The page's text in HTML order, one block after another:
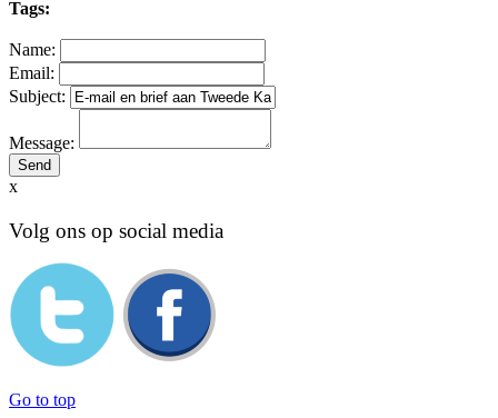
Tags:
Name:
Email:
Subject:
Message:
x
Volg ons op social media
Go to top